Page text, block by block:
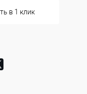
в 1 клик